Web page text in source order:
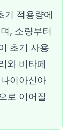
기 적용량에
, 소량부터
초기 사용
와 비타페
이아신아
로 이어질